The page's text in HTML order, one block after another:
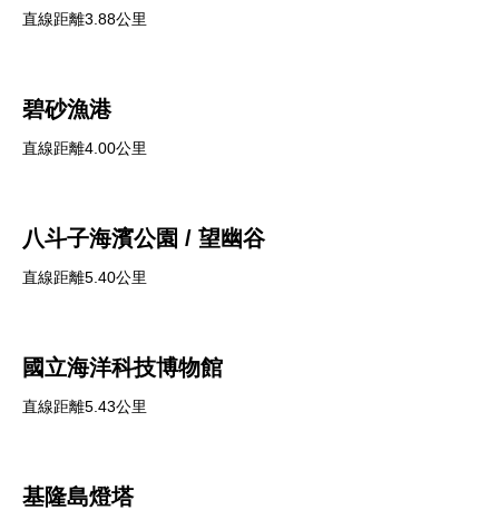
直線距離3.88公里
碧砂漁港
直線距離4.00公里
八斗子海濱公園 / 望幽谷
直線距離5.40公里
國立海洋科技博物館
直線距離5.43公里
基隆島燈塔